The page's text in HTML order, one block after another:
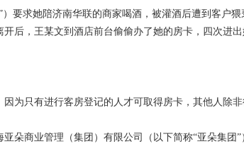
要求她陪济南华联的商家喝酒，被灌酒后遭到客户猥
后，王某文到酒店前台偷偷办了她的房卡，四次进
为只有进行客房登记的人才可取得房卡，其他人除
朵商业管理（集团）有限公司（以下简称“亚朵集团”